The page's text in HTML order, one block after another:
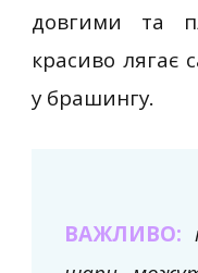
довгими та
красиво лягає
у брашингу.
ВАЖЛИВО: